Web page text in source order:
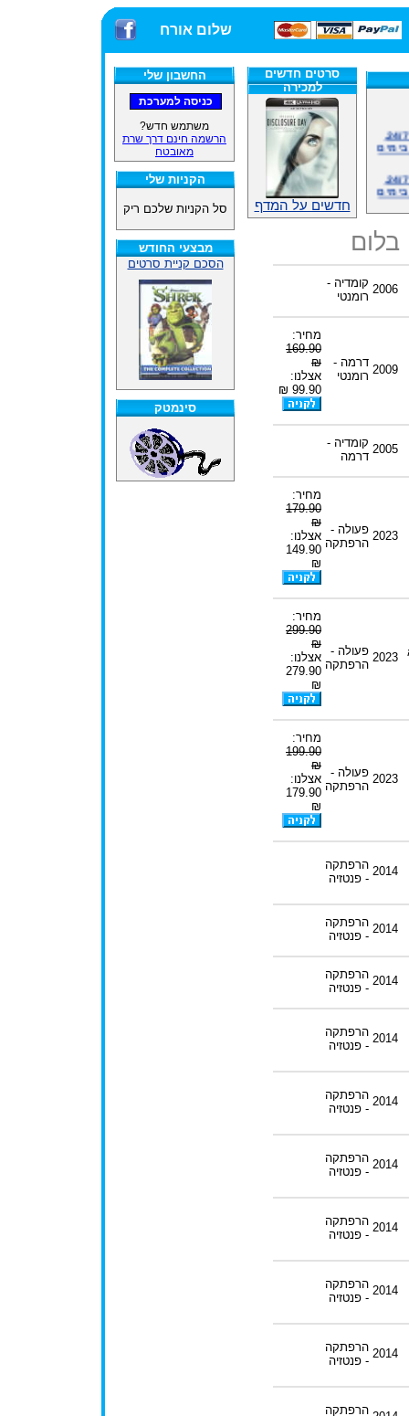
שלום אורח
החשבון שלי
משתמש חדש?
הרשמה חינם דרך שרת
מאובטח
הקניות שלי
סל הקניות שלכם ריק
מבצעי החודש
הסכם קניית סרטים
סינמטק
סרטים חדשים
למכירה
חדשים על המדף
בלום
2006 קומדיה -
רומנטי
2009
דרמה -
רומנטי
מחיר:
169.90
₪
אצלנו:
99.90 ₪
2005 קומדיה -
דרמה
2023 פעולה -
הרפתקה
מחיר:
179.90
₪
אצלנו:
149.90
₪
2023 פעולה -
הרפתקה
מחיר:
299.90
₪
אצלנו:
279.90
₪
2023 פעולה -
הרפתקה
מחיר:
199.90
₪
אצלנו:
179.90
₪
2014 הרפתקה
- פנטזיה
2014 הרפתקה
- פנטזיה
2014 הרפתקה
- פנטזיה
2014 הרפתקה
- פנטזיה
2014 הרפתקה
- פנטזיה
2014 הרפתקה
- פנטזיה
2014 הרפתקה
- פנטזיה
2014 הרפתקה
- פנטזיה
2014 הרפתקה
- פנטזיה
הרפתקה